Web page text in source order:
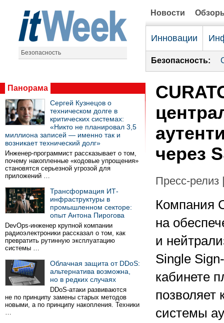
Безопасность
Новости
Инновации
Безопасность:
Панорама
Сергей Кузнецов о
техническом долге в
критических системах:
«Никто не планировал 3,5
миллиона записей — именно так и
возникает технический долг»
Инженер-программист рассказывает о том,
почему накопленные «кодовые упрощения»
становятся серьезной угрозой для
приложений …
Трансформация ИТ-
инфраструктуры в
промышленном секторе:
опыт Антона Пирогова
DevOps-инженер крупной компании
радиоэлектроники рассказал о том, как
превратить рутинную эксплуатацию
системы …
Облачная защита от DDoS:
альтернатива возможна,
но в редких случаях
DDoS-атаки развиваются
не по принципу замены старых методов
новыми, а по принципу накопления. Техники
…
через
Пресс-релиз
Компания
на
и
Single
кабинете
позволяет
системы